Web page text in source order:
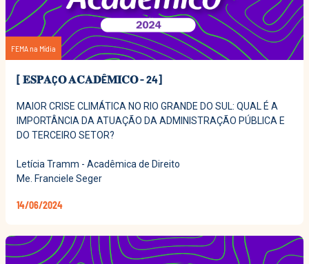
FEMA na Mídia
[ 𝐄𝐒𝐏𝐀Ç𝐎 𝐀𝐂𝐀𝐃Ê𝐌𝐈𝐂𝐎 - 24]
MAIOR CRISE CLIMÁTICA NO RIO GRANDE DO SUL: QUAL É A
IMPORTÂNCIA DA ATUAÇÃO DA ADMINISTRAÇÃO PÚBLICA E
DO TERCEIRO SETOR?
Letícia Tramm - Acadêmica de Direito
Me. Franciele Seger
14/06/2024